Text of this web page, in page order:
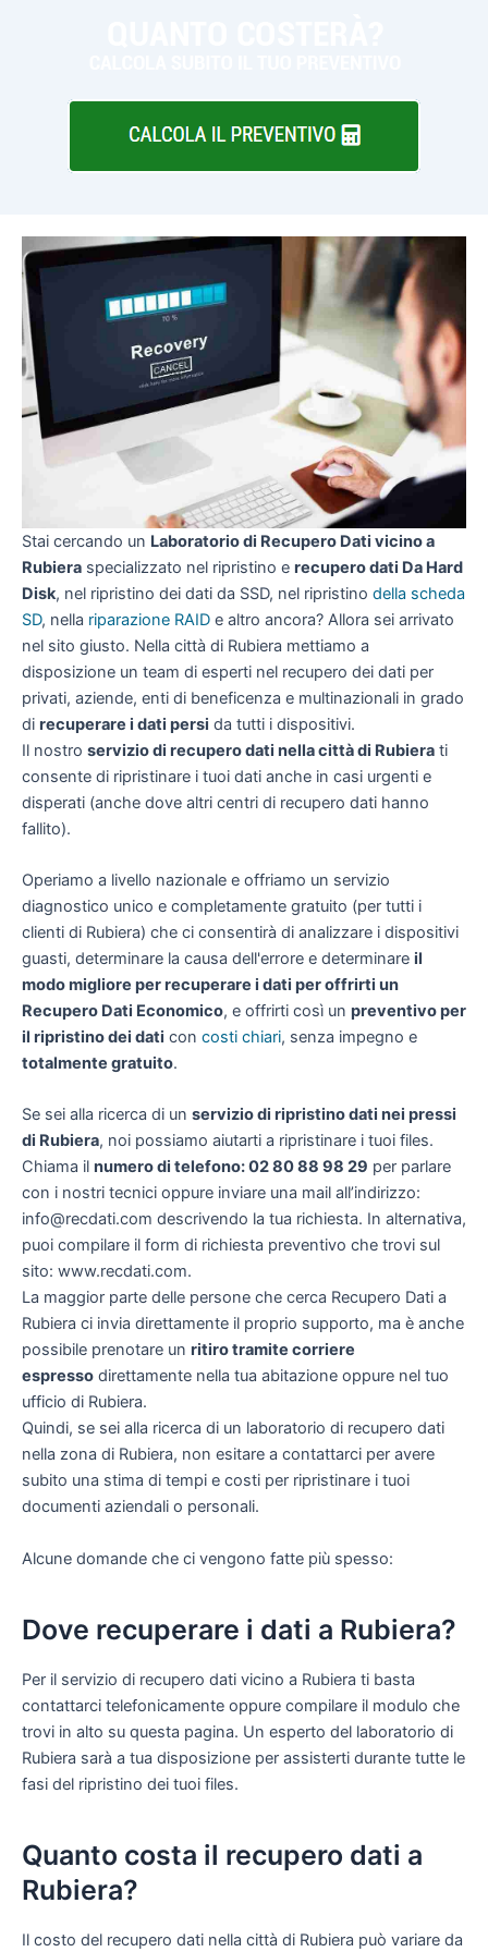
Stai cercando un Laboratorio di Recupero Dati vicino a
Rubiera specializzato nel ripristino e recupero dati Da Hard
Disk, nel ripristino dei dati da SSD, nel ripristino della scheda
SD, nella riparazione RAID e altro ancora? Allora sei arrivato
nel sito giusto. Nella città di Rubiera mettiamo a
disposizione un team di esperti nel recupero dei dati per
privati, aziende, enti di beneficenza e multinazionali in grado
di recuperare i dati persi da tutti i dispositivi.
Il nostro servizio di recupero dati nella città di Rubiera ti
consente di ripristinare i tuoi dati anche in casi urgenti e
disperati (anche dove altri centri di recupero dati hanno
fallito).
Operiamo a livello nazionale e offriamo un servizio
diagnostico unico e completamente gratuito (per tutti i
clienti di Rubiera) che ci consentirà di analizzare i dispositivi
guasti, determinare la causa dell'errore e determinare il
modo migliore per recuperare i dati per offrirti un
Recupero Dati Economico, e offrirti così un preventivo per
il ripristino dei dati con costi chiari, senza impegno e
totalmente gratuito.
Se sei alla ricerca di un servizio di ripristino dati nei pressi
di Rubiera, noi possiamo aiutarti a ripristinare i tuoi files.
Chiama il numero di telefono: 02 80 88 98 29 per parlare
con i nostri tecnici oppure inviare una mail all’indirizzo:
info@recdati.com descrivendo la tua richiesta. In alternativa,
puoi compilare il form di richiesta preventivo che trovi sul
sito: www.recdati.com.
La maggior parte delle persone che cerca Recupero Dati a
Rubiera ci invia direttamente il proprio supporto, ma è anche
possibile prenotare un ritiro tramite corriere
espresso direttamente nella tua abitazione oppure nel tuo
ufficio di Rubiera.
Quindi, se sei alla ricerca di un laboratorio di recupero dati
nella zona di Rubiera, non esitare a contattarci per avere
subito una stima di tempi e costi per ripristinare i tuoi
documenti aziendali o personali.
Alcune domande che ci vengono fatte più spesso:
Dove recuperare i dati a Rubiera?
Per il servizio di recupero dati vicino a Rubiera ti basta
contattarci telefonicamente oppure compilare il modulo che
trovi in alto su questa pagina. Un esperto del laboratorio di
Rubiera sarà a tua disposizione per assisterti durante tutte le
fasi del ripristino dei tuoi files.
Quanto costa il recupero dati a
Rubiera?
Il costo del recupero dati nella città di Rubiera può variare da